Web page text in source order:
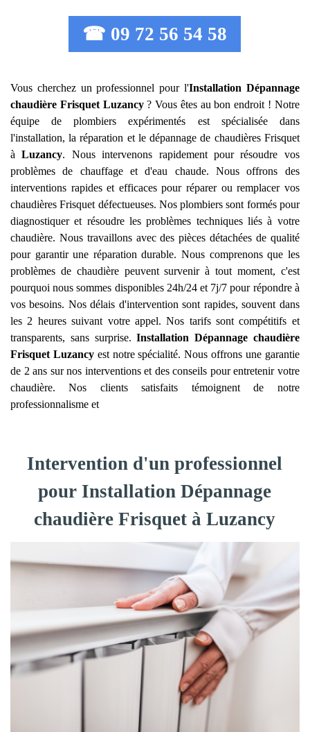
☎ 09 72 56 54 58
Vous cherchez un professionnel pour l'Installation Dépannage
chaudière Frisquet Luzancy? Vous êtes au bon endroit ! Notre
équipe de plombiers expérimentés est spécialisée dans
l'installation, la réparation et le dépannage de chaudières Frisquet
àLuzancy. Nous intervenons rapidement pour résoudre vos
problèmes de chauffage et d'eau chaude. Nous offrons des
interventions rapides et efficaces pour réparer ou remplacer vos
chaudières Frisquet défectueuses. Nos plombiers sont formés pour
diagnostiquer et résoudre les problèmes techniques liés à votre
chaudière. Nous travaillons avec des pièces détachées de qualité
pour garantir une réparation durable. Nous comprenons que les
problèmes de chaudière peuvent survenir à tout moment, c'est
pourquoi nous sommes disponibles 24h/24 et 7j/7 pour répondre à
vos besoins. Nos délais d'intervention sont rapides, souvent dans
les 2 heures suivant votre appel. Nos tarifs sont compétitifs et
transparents, sans surprise.Installation Dépannage chaudière
Frisquet Luzancyest notre spécialité. Nous offrons une garantie
de 2 ans sur nos interventions et des conseils pour entretenir votre
chaudière. Nos clients satisfaits témoignent de notre
professionnalisme et
Intervention d'un professionnel
pour Installation Dépannage
chaudière Frisquet à Luzancy